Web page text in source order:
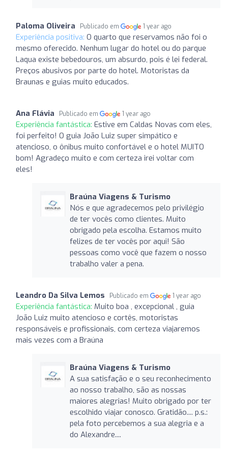
Paloma Oliveira Publicado em 1 year ago
Experiência positiva: O quarto que reservamos não foi o
mesmo oferecido. Nenhum lugar do hotel ou do parque
Laqua existe bebedouros, um absurdo, pois é lei federal.
Preços abusivos por parte do hotel. Motoristas da
Braunas e guias muito educados.
Ana Flávia Publicado em 1 year ago
Experiência fantástica: Estive em Caldas Novas com eles,
foi perfeito! O guia João Luiz super simpático e
atencioso, o ônibus muito confortável e o hotel MUITO
bom! Agradeço muito e com certeza irei voltar com
eles!
Braúna Viagens & Turismo
Nós e que agradecemos pelo privilégio
de ter vocês como clientes. Muito
obrigado pela escolha. Estamos muito
felizes de ter vocês por aqui! São
pessoas como você que fazem o nosso
trabalho valer a pena.
Leandro Da Silva Lemos Publicado em 1 year ago
Experiência fantástica: Muito boa , excepcional , guia
João Luiz muito atencioso e cortês, motoristas
responsáveis e profissionais, com certeza viajaremos
mais vezes com a Braúna
Braúna Viagens & Turismo
A sua satisfação e o seu reconhecimento
ao nosso trabalho, são as nossas
maiores alegrias! Muito obrigado por ter
escolhido viajar conosco. Gratidão.... p.s.:
pela foto percebemos a sua alegria e a
do Alexandre....